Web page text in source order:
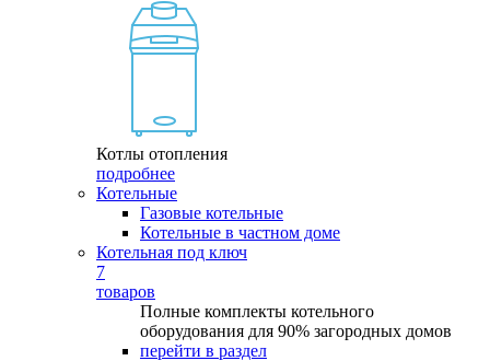
Котлы отопления
подробнее
Котельные
Газовые котельные
Котельные в частном доме
Котельная под ключ
7
товаров
Полные комплекты котельного
оборудования для 90% загородных домов
перейти в раздел